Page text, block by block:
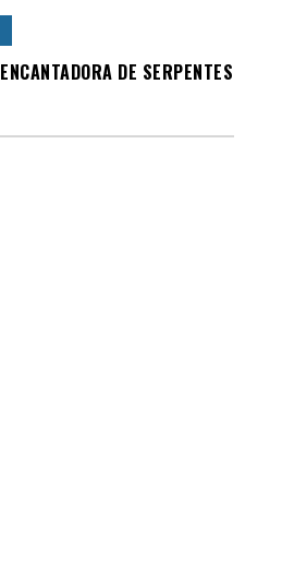
DE SERPENTES